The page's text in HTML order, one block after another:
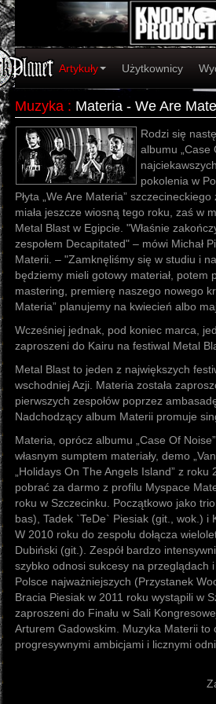
Artykuły Użytkownicy
Muzyka : Materia - We Are
Rodzi się
albumu „Case
pokolenia w
Płyta „We Are Materia”
miała jeszcze wiosną tego roku, zaś w
Metal Blast w Egipcie. "Właśnie
zespołem Decapitated" – mówi Michał
Materii. – "Zamknęliśmy się w studiu i
będziemy mieli gotowy materiał, potem
mastering, premierę naszego nowego
Materia” planujemy na kwiecień albo
Wcześniej jednak, pod koniec marca,
zaproszeni do Kairu na festiwal Metal
Metal Blast to jeden z największych
wschodniej Azji. Materia została
pierwszych zespołów poprzez
Nadchodzący album Materii promuje
Materia, oprócz albumu „Case Of
własnym sumptem materiały, demo
„Holidays On The Angels Island” z
pobrać za darmo z profilu Myspace
roku w Szczecinku. Początkowo jako
bas), Tadek `TeDe` Piesiak (git., wok.) i
W 2010 roku do zespołu dołącza
Dubiński (git.). Zespół bardzo
szybko odnosi sukcesy na przeglądach
Polsce najważniejszych (Przystanek
Bracia Piesiak w 2011 roku wystąpili w
zaproszeni do Finału w Sali
Arturem Gadowskim. Muzyka Materii to
progresywnymi ambicjami i licznymi